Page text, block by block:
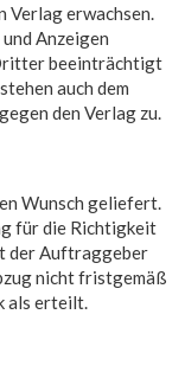
Verlag erwachsen.
Anzeigen
beeinträchtigt
auch dem
den Verlag zu.
Wunsch geliefert.
für die Richtigkeit
der Auftraggeber
nicht fristgemäß
als erteilt.